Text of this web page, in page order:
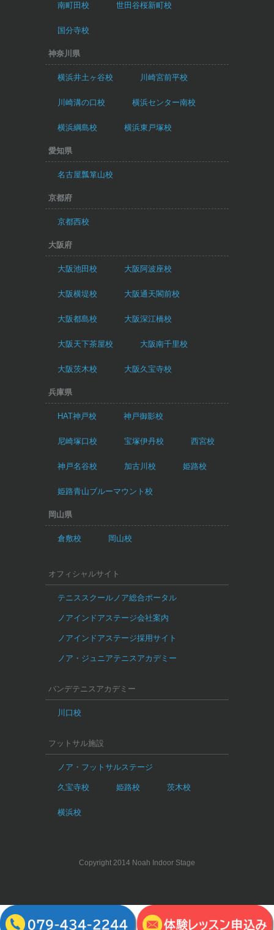
南町田校 世田谷桜新町校
国分寺校
神奈川県
横浜井土ヶ谷校 川崎宮前平校
川崎溝の口校 横浜センター南校
横浜綱島校 横浜東戸塚校
愛知県
名古屋瓢箪山校
京都府
京都西校
大阪府
大阪池田校 大阪阿波座校
大阪横堤校 大阪通天閣前校
大阪都島校 大阪深江橋校
大阪天下茶屋校 大阪南千里校
大阪茨木校 大阪久宝寺校
兵庫県
HAT神戸校 神戸御影校
尼崎塚口校 宝塚伊丹校 西宮校
神戸名谷校 加古川校 姫路校
姫路青山ブルーマウント校
岡山県
倉敷校 岡山校
オフィシャルサイト
テニススクールノア総合ポータル
ノアインドアステージ会社案内
ノアインドアステージ採用サイト
ノア・ジュニアテニスアカデミー
バンデテニスアカデミー
川口校
フットサル施設
ノア・フットサルステージ
久宝寺校 姫路校 茨木校
横浜校
Copyright 2014 Noah Indoor Stage